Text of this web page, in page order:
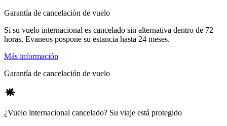
Garantía de cancelación de vuelo
Si su vuelo internacional es cancelado sin alternativa dentro de 72
horas, Evaneos pospone su estancia hasta 24 meses.
Más información
Garantía de cancelación de vuelo
¿Vuelo internacional cancelado? Su viaje está protegido